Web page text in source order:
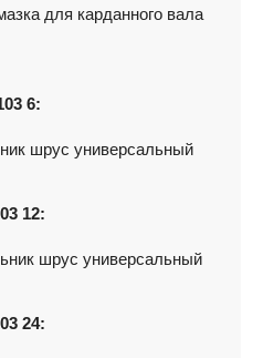
для карданного вала
6:
шрус универсальный
12:
шрус универсальный
24: